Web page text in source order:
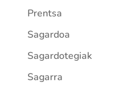
Prentsa
Sagardoa
Sagardotegiak
Sagarra